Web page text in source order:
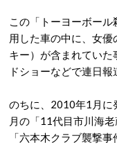
この「トーヨーボー
用した車の中に、女
キー）が含まれてい
ドショーなどで連日報
のちに、2010年1月に
月の「11代目市川海
「六本木クラブ襲撃